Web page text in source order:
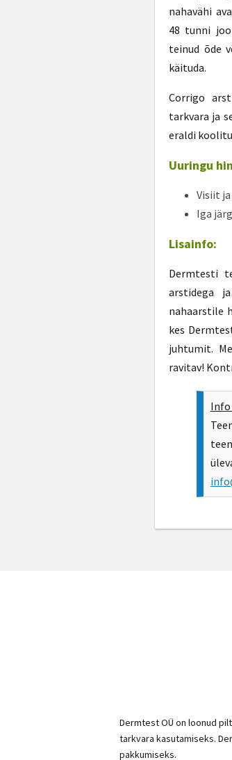
nahavähi
48 tunni
teinud õde
käituda.
Corrigo
tarkvara ja
eraldi
Uuringu
Visiit
Iga
Lisainfo:
Dermtesti
arstidega
nahaarstile
kes
juhtumit.
ravitav!
Info
Dermtest OÜ on loonud
tarkvara kasutamiseks.
pakkumiseks.